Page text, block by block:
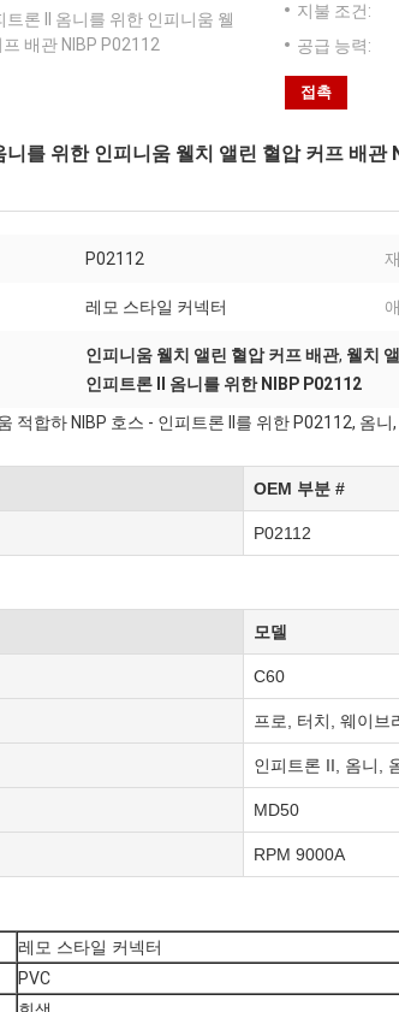
트론 II 옴니를 위한 인피니움 웰
배관 NIBP P02112
지불 조건:
공급 능력:
접촉
니를 위한 인피니움 웰치 앨린 혈압 커프 배관
P02112
레모 스타일 커넥터
인피니움 웰치 앨린 혈압 커프 배관, 웰치
인피트론 II 옴니를 위한 NIBP P02112
적합하 NIBP 호스 - 인피트론 II를 위한 P02112, 옴
OEM 부분 #
P02112
모델
C60
프로, 터치, 웨이브
인피트론 II, 옴니,
MD50
RPM 9000A
레모 스타일 커넥터
PVC